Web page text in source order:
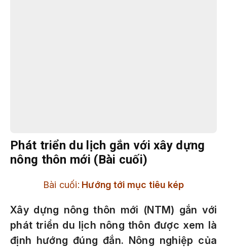
Phát triển du lịch gắn với xây dựng
nông thôn mới (Bài cuối)
Bài cuối: Hướng tới mục tiêu kép
Xây dựng nông thôn mới (NTM) gắn với
phát triển du lịch nông thôn được xem là
định hướng đúng đắn. Nông nghiệp của